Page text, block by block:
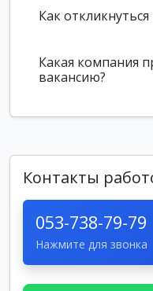
Как
Какая компания
вакансию?
Контакты
053-738-79-79
Нажмите для звонка